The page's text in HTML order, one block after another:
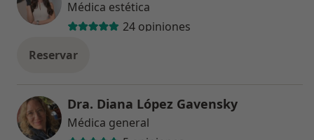
Médica estética
24 opiniones
Reservar
Dra. Diana López Gavensky
Médica general